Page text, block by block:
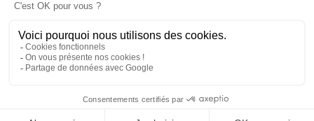
© 2026 - Côté Formations - par Via Compétences
Menu Pied de page
Mentions Légales
Politique de confidentialité